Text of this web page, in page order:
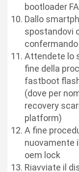
bootloader
Dallo
spostandovi
Attendete lo
fine della
fastboot
(dove per
recovery
platform)
A fine
nuovamente
oem lock
Riavviate il